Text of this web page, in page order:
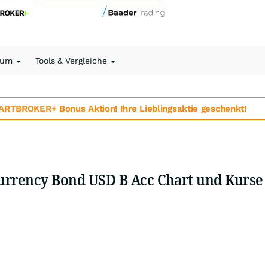
Tools & Vergleiche
Bonus Aktion! Ihre Lieblingsaktie geschenkt!
Bond USD B Acc Chart und Kurse